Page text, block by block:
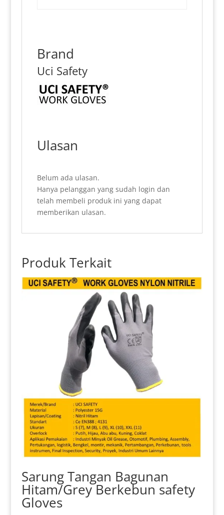
Brand
Uci Safety
Ulasan
Belum ada ulasan.
Hanya pelanggan yang sudah login dan
telah membeli produk ini yang dapat
memberikan ulasan.
Produk Terkait
Sarung Tangan Bagunan
Hitam/Grey Berkebun safety
Gloves